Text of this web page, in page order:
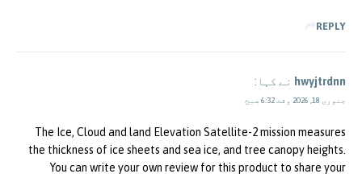
REPLY
hwyjtrdnn نے کہا:
جنوری 18, 2026 وقت 6:32 صبح
The Ice, Cloud and land Elevation Satellite-2 mission measures
the thickness of ice sheets and sea ice, and tree canopy heights.
You can write your own review for this product to share your